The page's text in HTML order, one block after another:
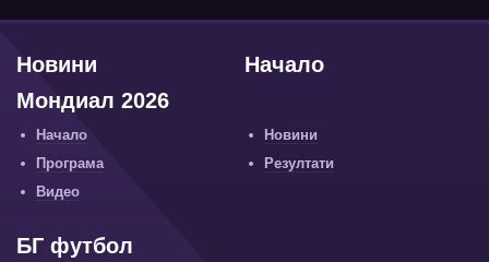
Начало
Новини
Мондиал 2026
Начало
Новини
Програма
Резултати
Видео
БГ футбол